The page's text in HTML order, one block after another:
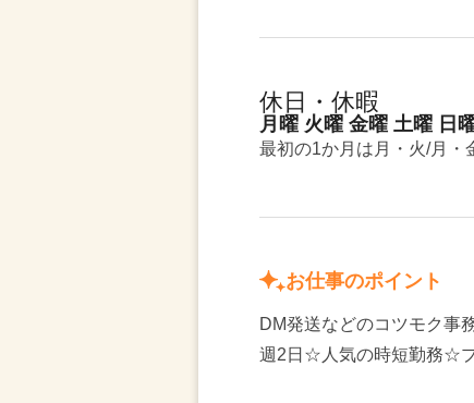
休日・休暇
月曜 火曜 金曜 土曜 日
最初の1か月は月・火/月・
お仕事のポイント
DM発送などのコツモク事
週2日☆人気の時短勤務☆